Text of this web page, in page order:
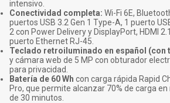
intensivo.
Conectividad completa: Wi-Fi 6E,
puertos USB 3.2 Gen 1 Type-A, 1 puerto
2 con Power Delivery y DisplayPort, HDMI
puerto Ethernet RJ-45.
Teclado retroiluminado en español (con
y cámara web de 5 MP con obturador
para privacidad.
Batería de 60 Wh con carga rápida Rapid
Pro, que permite alcanzar 70% de carga en
de 30 minutos.